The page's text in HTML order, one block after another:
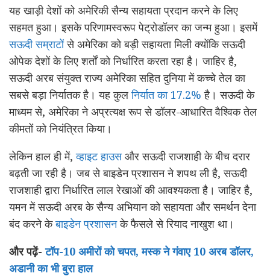
यह खाड़ी देशों को अमेरिकी सैन्य सहायता प्रदान करने के लिए
सहमत हुआ। इसके परिणामस्वरूप पेट्रोडॉलर का जन्म हुआ। इसमें
सऊदी सम्राटोंसे अमेरिका को बड़ी सहायता मिली क्योंकि सऊदी
ओपेक देशों के लिए शर्तों को निर्धारित करता रहा है। जाहिर है,
सऊदी अरब संयुक्त राज्य अमेरिका सहित दुनिया में कच्चे तेल का
सबसे बड़ा निर्यातक है। यह कुलनिर्यात का 17.2% है। सऊदी के
माध्यम से, अमेरिका ने अप्रत्यक्ष रूप से डॉलर-आधारित वैश्विक तेल
कीमतों को नियंत्रित किया।
लेकिन हाल ही में,व्हाइट हाउसऔर सऊदी राजशाही के बीच दरार
बढ़ती जा रही है। जब से बाइडेन प्रशासन ने शपथ ली है, सऊदी
राजशाही द्वारा निर्धारित लाल रेखाओं की आवश्यकता है। जाहिर है,
यमन में सऊदी अरब के सैन्य अभियान को सहायता और समर्थन देना
बंद करने केबाइडेन प्रशासनके फैसले से रियाद नाखुश था।
और पढ़ें-टॉप-10 अमीरों को चपत, मस्क ने गंवाए 10 अरब डॉलर,
अडानी का भी बुरा हाल